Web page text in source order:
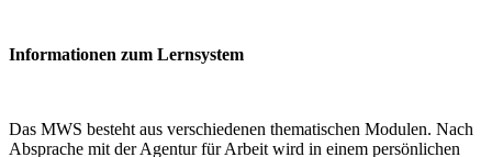
Informationen zum Lernsystem
Das MWS besteht aus verschiedenen thematischen Modulen. Nach
Absprache mit der Agentur für Arbeit wird in einem persönlichen